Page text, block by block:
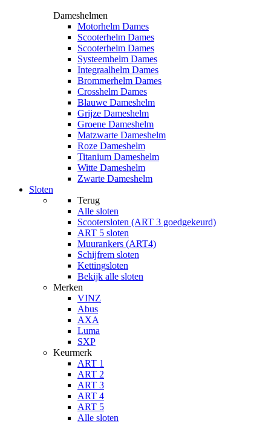
Dameshelmen
Motorhelm Dames
Scooterhelm Dames
Scooterhelm Dames
Systeemhelm Dames
Integraalhelm Dames
Brommerhelm Dames
Crosshelm Dames
Blauwe Dameshelm
Grijze Dameshelm
Groene Dameshelm
Matzwarte Dameshelm
Roze Dameshelm
Titanium Dameshelm
Witte Dameshelm
Zwarte Dameshelm
Sloten
Terug
Alle sloten
Scootersloten (ART 3 goedgekeurd)
ART 5 sloten
Muurankers (ART4)
Schijfrem sloten
Kettingsloten
Bekijk alle sloten
Merken
VINZ
Abus
AXA
Luma
SXP
Keurmerk
ART 1
ART 2
ART 3
ART 4
ART 5
Alle sloten